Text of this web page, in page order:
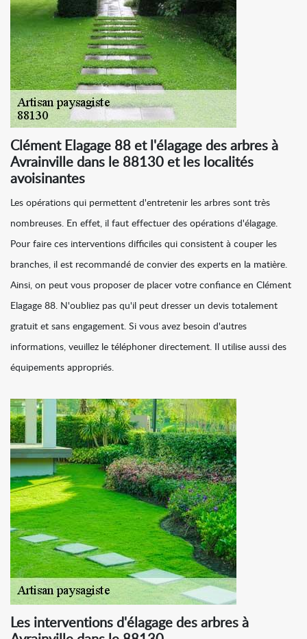
Clément Elagage 88 et l'élagage des arbres à
Avrainville dans le 88130 et les localités
avoisinantes
Les opérations qui permettent d'entretenir les arbres sont très
nombreuses. En effet, il faut effectuer des opérations d'élagage.
Pour faire ces interventions difficiles qui consistent à couper les
branches, il est recommandé de convier des experts en la matière.
Ainsi, on peut vous proposer de placer votre confiance en Clément
Elagage 88. N'oubliez pas qu'il peut dresser un devis totalement
gratuit et sans engagement. Si vous avez besoin d'autres
informations, veuillez le téléphoner directement. Il utilise aussi des
équipements appropriés.
Les interventions d'élagage des arbres à